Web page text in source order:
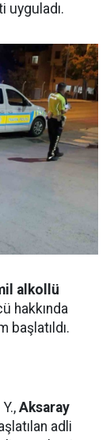
uyguladı.
alkollü
hakkında
başlatıldı.
Aksaray
adli